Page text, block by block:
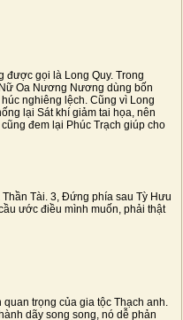
được gọi là Long Quy. Trong
Oa Nương Nương dùng bốn
nghiêng lệch. Cũng vì Long
lại Sát khí giảm tai họa, nên
đem lại Phúc Trạch giúp cho
Tài. 3, Đứng phía sau Tỳ Hưu
ước điều mình muốn, phải thật
trọng của gia tộc Thạch anh.
dãy song song, nó dễ phản